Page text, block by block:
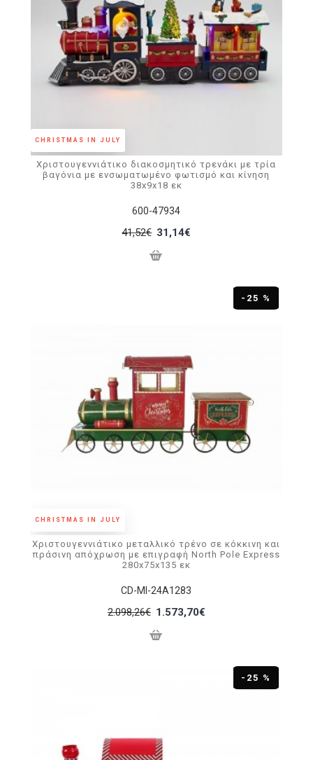
CHRISTMAS IN JULY
600-47934
Χριστουγεννιάτικο διακοσμητικό τρενάκι με τρία
βαγόνια με ενσωματωμένο φωτισμό και κίνηση
38x9x18 εκ
41,52€ 31,14€
CHRISTMAS IN JULY
-25 %
CD-MI-24A1283
Χριστουγεννιάτικο μεταλλικό τρένο σε κόκκινη και
πράσινη απόχρωση με επιγραφή North Pole Express
280x75x135 εκ
2.098,26€ 1.573,70€
-25 %